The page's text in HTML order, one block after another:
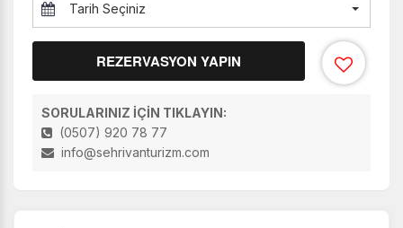
Tarih Seçiniz
REZERVASYON YAPIN
SORULARINIZ İÇİN TIKLAYIN:
(0507) 920 78 77
info@sehrivanturizm.com